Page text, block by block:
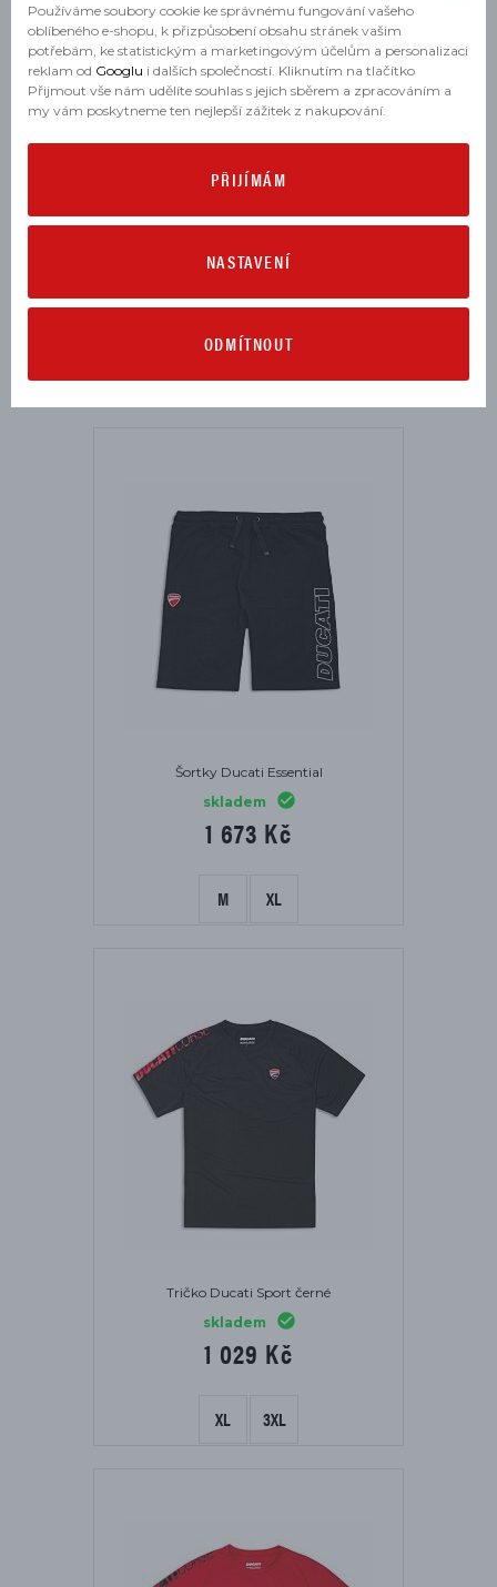
Plavky Ducati Corse AOP
1 521 Kč
M L XL XXL
Šortky Ducati Essential
skladem
1 673 Kč
M XL
Tričko Ducati Sport černé
skladem
1 029 Kč
XL 3XL
Používáme soubory cookie ke správnému fungování vašeho
oblíbeného e-shopu, k přizpůsobení obsahu stránek vašim
potřebám, ke statistickým a marketingovým účelům a personalizaci
reklam od Googlu i dalších společností. Kliknutím na tlačítko
Přijmout vše nám udělíte souhlas s jejich sběrem a zpracováním a
my vám poskytneme ten nejlepší zážitek z nakupování.
PŘIJÍMÁM
NASTAVENÍ
ODMÍTNOUT